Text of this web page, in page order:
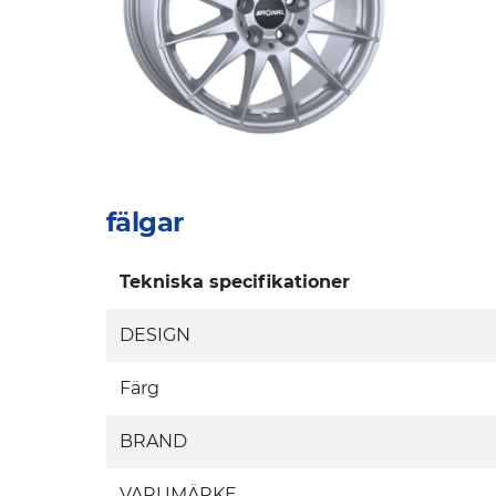
fälgar
Tekniska specifikationer
DESIGN
Färg
BRAND